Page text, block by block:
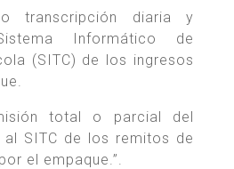
transcripción diaria y
Informático de
(SITC) de los ingresos
total o parcial del
SITC de los remitos de
el empaque.”.